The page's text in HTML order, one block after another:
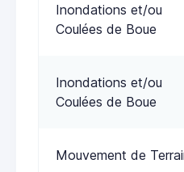
Inondations et/ou
Coulées de Boue
Inondations et/ou
Coulées de Boue
Mouvement de